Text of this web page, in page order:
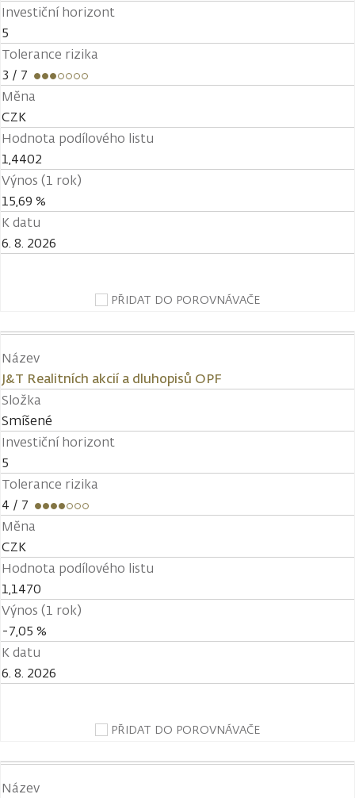
Investiční horizont
5
Tolerance rizika
3 / 7
Měna
CZK
Hodnota podílového listu
1,4402
Výnos (1 rok)
15,69 %
K datu
6. 8. 2026
PŘIDAT DO POROVNÁVAČE
Název
J&T Realitních akcií a dluhopisů OPF
Složka
Smíšené
Investiční horizont
5
Tolerance rizika
4 / 7
Měna
CZK
Hodnota podílového listu
1,1470
Výnos (1 rok)
-7,05 %
K datu
6. 8. 2026
PŘIDAT DO POROVNÁVAČE
Název